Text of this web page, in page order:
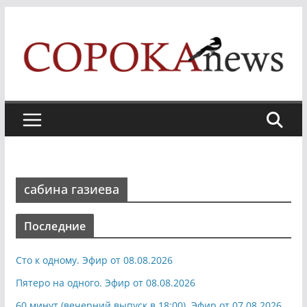
content
сабина газиева
Последние
Сто к одному. Эфир от 08.08.2026
Пятеро на одного. Эфир от 08.08.2026